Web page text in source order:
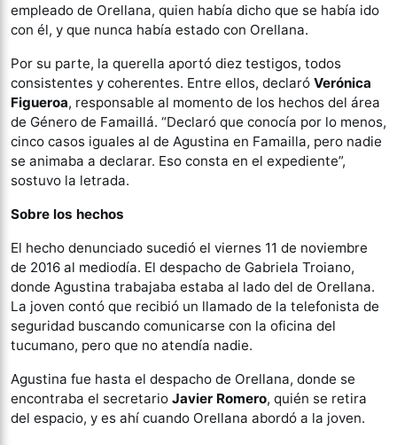
empleado de Orellana, quien había dicho que se había ido
con él, y que nunca había estado con Orellana.
Por su parte, la querella aportó diez testigos, todos
consistentes y coherentes. Entre ellos, declaró Verónica
Figueroa, responsable al momento de los hechos del área
de Género de Famaillá. “Declaró que conocía por lo menos,
cinco casos iguales al de Agustina en Famailla, pero nadie
se animaba a declarar. Eso consta en el expediente”,
sostuvo la letrada.
Sobre los hechos
El hecho denunciado sucedió el viernes 11 de noviembre
de 2016 al mediodía. El despacho de Gabriela Troiano,
donde Agustina trabajaba estaba al lado del de Orellana.
La joven contó que recibió un llamado de la telefonista de
seguridad buscando comunicarse con la oficina del
tucumano, pero que no atendía nadie.
Agustina fue hasta el despacho de Orellana, donde se
encontraba el secretario Javier Romero, quién se retira
del espacio, y es ahí cuando Orellana abordó a la joven.